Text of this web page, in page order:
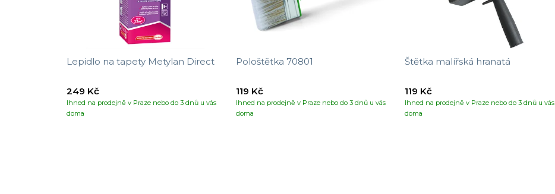
Lepidlo na tapety Metylan Direct
Ihned na prodejně v Praze nebo do 3 dnů u vás
doma
249 Kč
Pološtětka 70801
Ihned na prodejně v Praze nebo do 3 dnů u vás
doma
119 Kč
Štětka malířská hranatá
Ihned na prodejně v Praze nebo do 3 dnů u vás
doma
119 Kč